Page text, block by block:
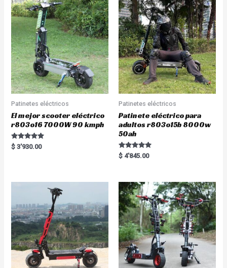
u
t
o
f
o
f
5
Patinetes eléctricos
El mejor scooter eléctrico
r803o16 7000W 90 kmph
Rated
5.00
$ 3'930.00
Patinetes eléctricos
Patinete eléctrico para
adultos r803o15b 8000w
50ah
Rated
5.00
$ 4'845.00